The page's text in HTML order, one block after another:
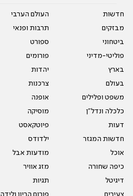
חדשות
מבזקים
ביטחוני
פוליטי-מדיני
בארץ
בעולם
משפט ופלילים
כלכלה ונדל"ן
דעות
חדשות המגזר
אוכל
כיפה שחורה
דיגיטל
צעירים
העולם הערבי
תרבות ופנאי
ספורט
פורומים
יהדות
צרכנות
אופנה
מוסיקה
פיוטקאסט
ילדודס
מודעות אבל
מזג אוויר
תגיות
פורום הריון ולידה